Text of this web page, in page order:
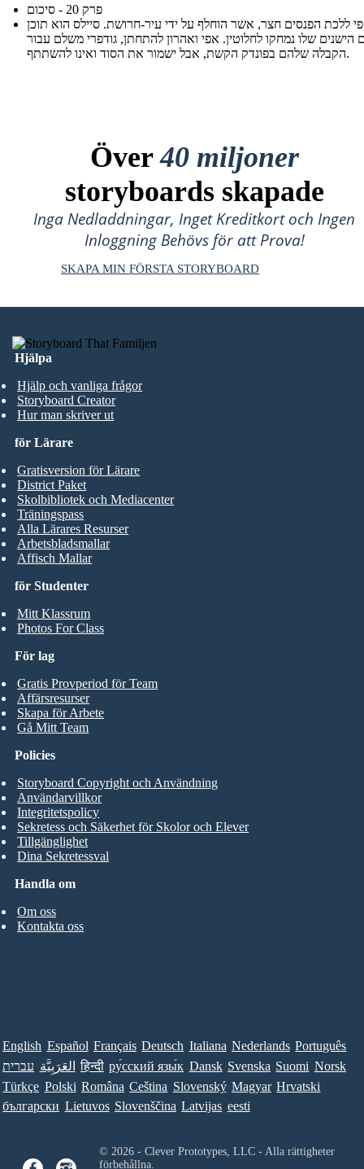
פרק 20 - סיכום
ללכת הפנסים חצר, אשר הוחלף על ידי עיר-חרושת. סיילס הוא תוכן
הישנים שלו נמחקו לחלוטין. אפי ואהרון להתחתן, גודפרי משלם עבור
הקבלה שלהם בפונדק הקשת, אבל ישמור את הסוד ואינו להשתתף.
Över40 miljoner
storyboards skapade
Inga Nedladdningar, Inget Kreditkort och Ingen
Inloggning Behövs för att Prova!
SKAPA MIN FÖRSTA STORYBOARD
Hjälpa
Hjälp och vanliga frågor
Storyboard Creator
Hur man skriver ut
för Studenter
Mitt Klassrum
Photos For Class
för Lärare
Gratisversion för Lärare
District Paket
Skolbibliotek och Mediacenter
Träningspass
Alla Lärares Resurser
Arbetsbladsmallar
Affisch Mallar
För lag
Gratis Provperiod för Team
Affärsresurser
Skapa för Arbete
Gå Mitt Team
Handla om
Om oss
Kontakta oss
Policies
Storyboard Copyright och Användning
Användarvillkor
Integritetspolicy
Sekretess och Säkerhet för Skolor och Elever
Tillgänglighet
Dina Sekretessval
English Español Français Deutsch Italiana Nederlands Português
עברית العَرَبِيَّة हिन्दी ру́сский язы́к Dansk Svenska Suomi Norsk
Türkçe Polski Româna Ceština Slovenský Magyar Hrvatski
български Lietuvos Slovenščina Latvijas eesti
© 2026 - Clever Prototypes, LLC - Alla rättigheter
förbehållna.